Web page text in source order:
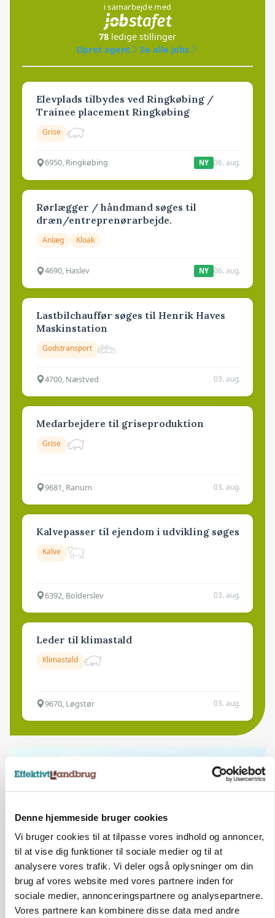
Denne hjemmeside bruger cookies
Vi bruger cookies til at tilpasse vores indhold og annoncer,
til at vise dig funktioner til sociale medier og til at
analysere vores trafik. Vi deler også oplysninger om din
brug af vores website med vores partnere inden for
sociale medier, annonceringspartnere og analysepartnere.
Vores partnere kan kombinere disse data med andre
i samarbejde med
78 ledige stillinger
Opret agent
Se alle jobs
Elevplads tilbydes ved Ringkøbing /
Trainee placement Ringkøbing
Grise
6950, Ringkøbing NY 06. aug.
Rørlægger / håndmand søges til
dræn/entreprenørarbejde.
Anlæg Kloak
4690, Haslev NY 06. aug.
Lastbilchauffør søges til Henrik Haves
Maskinstation
Godstransport
4700, Næstved 03. aug.
Medarbejdere til griseproduktion
Grise
9681, Ranum 03. aug.
Kalvepasser til ejendom i udvikling søges
Kalve
6392, Bolderslev 03. aug.
Leder til klimastald
Klimastald
9670, Løgstør 03. aug.
MARKED
Høstpres kan sænke hvedeprisen yderligere